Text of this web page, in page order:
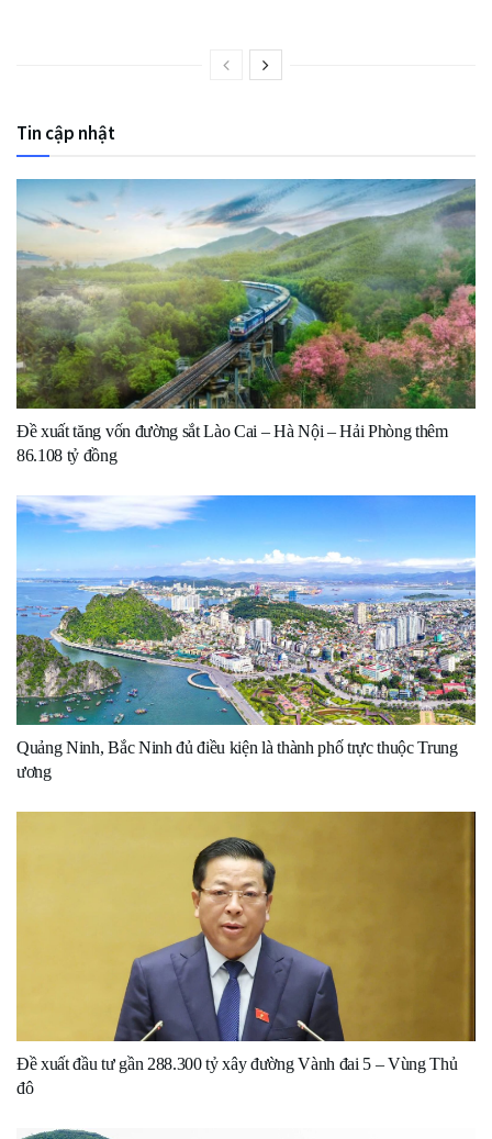
Tin cập nhật
Đề xuất tăng vốn đường sắt Lào Cai – Hà Nội – Hải Phòng thêm
86.108 tỷ đồng
Quảng Ninh, Bắc Ninh đủ điều kiện là thành phố trực thuộc Trung
ương
Đề xuất đầu tư gần 288.300 tỷ xây đường Vành đai 5 – Vùng Thủ
đô